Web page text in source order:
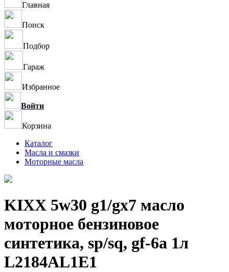
Главная
Поиск
Подбор
Гараж
Избранное
Войти
Корзина
Каталог
Масла и смазки
Моторные масла
KIXX 5w30 g1/gx7 масло
моторное бензиновое
синтетика, sp/sq, gf-6a 1л
L2184AL1E1